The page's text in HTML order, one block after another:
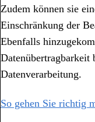
Zudem können sie
Einschränkung der
Ebenfalls
Datenübertragbarkeit
Datenverarbeitung.
So gehen Sie richtig